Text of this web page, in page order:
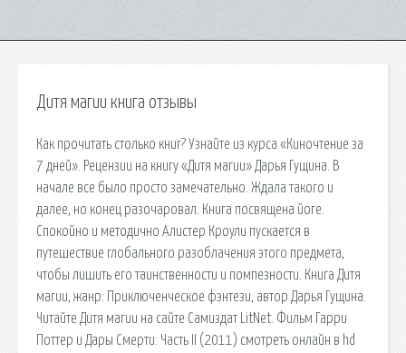
Дитя магии книга отзывы
Как прочитать столько книг? Узнайте из курса «Киночтение за
7 дней». Рецензии на книгу «Дитя магии» Дарья Гущина. В
начале все было просто замечательно. Ждала такого и
далее, но конец разочаровал. Книга посвящена йоге.
Спокойно и методично Алистер Кроули пускается в
путешествие глобального разоблачения этого предмета,
чтобы лишить его таинственности и помпезности. Книга Дитя
магии, жанр: Приключенческое фэнтези, автор Дарья Гущина.
Читайте Дитя магии на сайте Самиздат LitNet. Фильм Гарри
Поттер и Дары Смерти: Часть II (2011) смотреть онлайн в hd